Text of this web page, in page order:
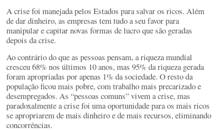
A crise foi manejada pelos Estados para salvar os ricos. Além
de dar dinheiro, as empresas tem tudo a seu favor para
manipular e capitar novas formas de lucro que são geradas
depois da crise.
Ao contrário do que as pessoas pensam, a riqueza mundial
cresceu 68% nos últimos 10 anos, mas 95% da riqueza gerada
foram apropriadas por apenas 1% da sociedade. O resto da
população ficou mais pobre, com trabalho mais precarizado e
desempregados. As “pessoas comuns” vivem a crise, mas
paradoxalmente a crise foi uma oportunidade para os mais ricos
se apropriarem de mais dinheiro e de mais recursos, eliminando
concorrências.